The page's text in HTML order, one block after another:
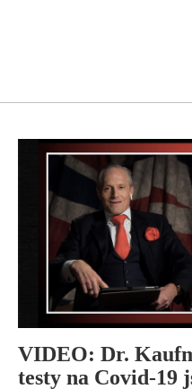
VIDEO: Dr.
testy na Covid-19